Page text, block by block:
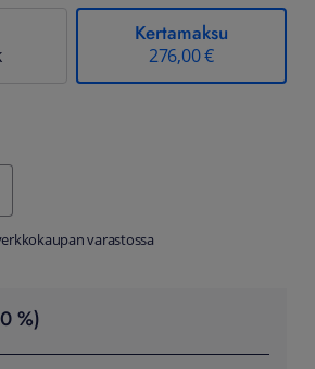
Kertamaksu
276,00 €
varastossa
%)